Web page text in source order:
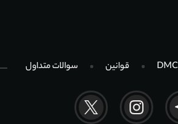
قوانین سوالات متداول